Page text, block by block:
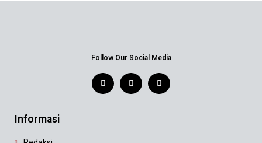
Follow Our Social Media
Informasi